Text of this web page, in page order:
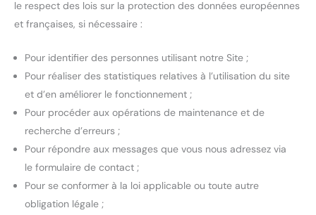
le respect des lois sur la protection des données européennes
et françaises, si nécessaire :
Pour identifier des personnes utilisant notre Site ;
Pour réaliser des statistiques relatives à l’utilisation du site
et d’en améliorer le fonctionnement ;
Pour procéder aux opérations de maintenance et de
recherche d’erreurs ;
Pour répondre aux messages que vous nous adressez via
le formulaire de contact ;
Pour se conformer à la loi applicable ou toute autre
obligation légale ;